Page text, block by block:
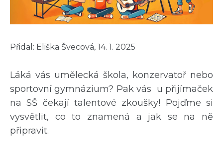
Přidal: Eliška Švecová, 14. 1. 2025
Láká vás umělecká škola, konzervatoř nebo
sportovní gymnázium? Pak vás u přijímaček
na SŠ čekají talentové zkoušky! Pojďme si
vysvětlit, co to znamená a jak se na ně
připravit.